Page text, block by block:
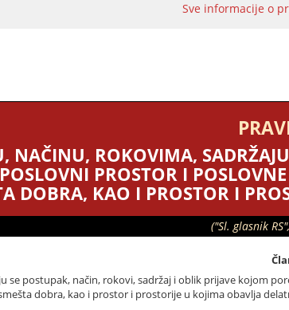
Sve informacije o
NAČINU, ROKOVIMA,
POSLOVNI PROSTOR I
DOBRA, KAO I PROSTOR I
("Sl. glasnik
se postupak, način, rokovi, sadržaj i oblik prijave kojom
dobra, kao i prostor i prostorije u kojima obavlja